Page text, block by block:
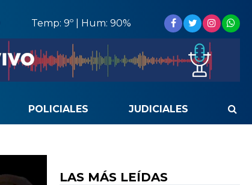
Temp: 9º | Hum: 90%
POLICIALES JUDICIALES
LAS MÁS LEÍDAS